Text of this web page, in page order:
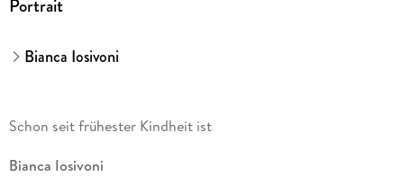
Portrait
Bianca Iosivoni
Schon seit frühester Kindheit ist
Bianca Iosivoni